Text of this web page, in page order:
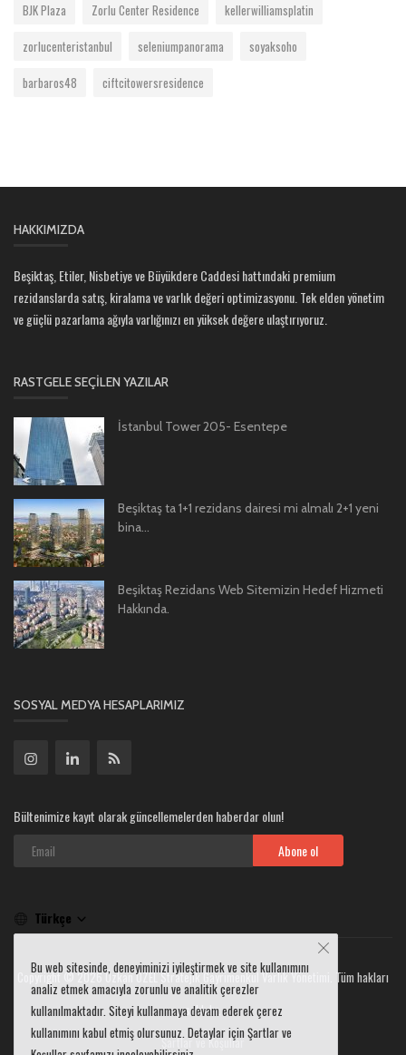
BJK Plaza
Zorlu Center Residence
kellerwilliamsplatin
zorlucenteristanbul
seleniumpanorama
soyaksoho
barbaros48
ciftcitowersresidence
HAKKIMIZDA
Beşiktaş, Etiler, Nisbetiye ve Büyükdere Caddesi hattındaki premium
rezidanslarda satış, kiralama ve varlık değeri optimizasyonu. Tek elden yönetim
ve güçlü pazarlama ağıyla varlığınızı en yüksek değere ulaştırıyoruz.
RASTGELE SEÇILEN YAZILAR
İstanbul Tower 205- Esentepe
Beşiktaş ta 1+1 rezidans dairesi mi almalı 2+1 yeni
bina...
Beşiktaş Rezidans Web Sitemizin Hedef Hizmeti
Hakkında.
SOSYAL MEDYA HESAPLARIMIZ
Bültenimize kayıt olarak güncellemelerden haberdar olun!
Abone ol
Türkçe
Copyright © 2026 Özkan ÖZEL Stratejik Gayrimenkul Varlık Yönetimi. Tüm hakları
saklıdır.
Şartlar ve Koşullar
Bu web sitesinde, deneyiminizi iyileştirmek ve site kullanımını
analiz etmek amacıyla zorunlu ve analitik çerezler
kullanılmaktadır. Siteyi kullanmaya devam ederek çerez
kullanımını kabul etmiş olursunuz. Detaylar için Şartlar ve